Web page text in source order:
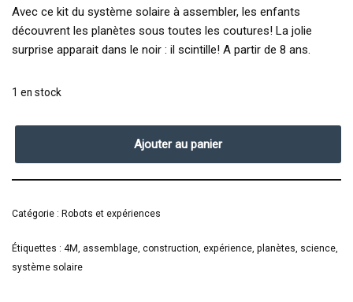
Avec ce kit du système solaire à assembler, les enfants
découvrent les planètes sous toutes les coutures! La jolie
surprise apparait dans le noir : il scintille! A partir de 8 ans.
1 en stock
Ajouter au panier
Catégorie : Robots et expériences
Étiquettes : 4M assemblage construction expérience planètes science
système solaire